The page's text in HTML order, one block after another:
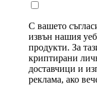
С вашето
извън нашия
продукти. За
криптирани
доставчици и
реклама, ако